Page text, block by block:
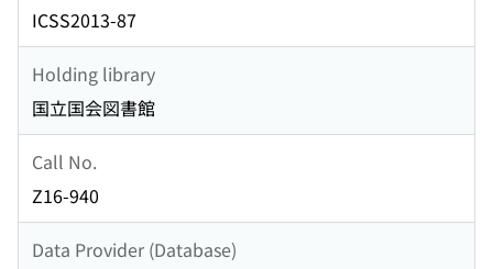
ICSS2013-87
Holding library
国立国会図書館
Call No.
Z16-940
Data Provider (Database)